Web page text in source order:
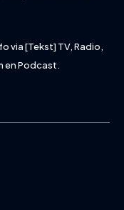
via [Tekst] TV, Radio,
en Podcast.